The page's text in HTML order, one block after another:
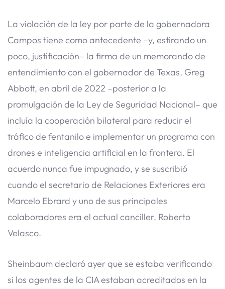
La violación de la ley por parte de la gobernadora
Campos tiene como antecedente –y, estirando un
poco, justificación– la firma de un memorando de
entendimiento con el gobernador de Texas, Greg
Abbott, en abril de 2022 –posterior a la
promulgación de la Ley de Seguridad Nacional– que
incluía la cooperación bilateral para reducir el
tráfico de fentanilo e implementar un programa con
drones e inteligencia artificial en la frontera. El
acuerdo nunca fue impugnado, y se suscribió
cuando el secretario de Relaciones Exteriores era
Marcelo Ebrard y uno de sus principales
colaboradores era el actual canciller, Roberto
Velasco.
Sheinbaum declaró ayer que se estaba verificando
si los agentes de la CIA estaban acreditados en la